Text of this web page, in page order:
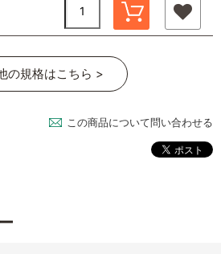
の規格はこちら >
この商品について問い合わせる